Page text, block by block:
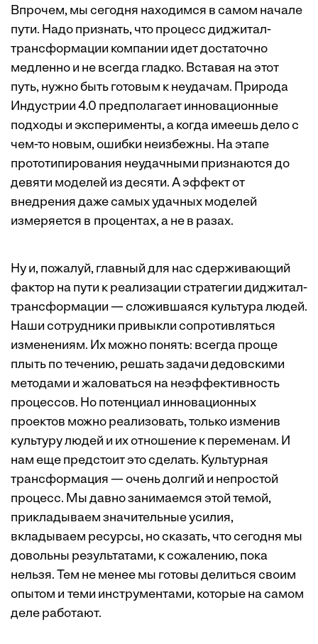
Впрочем, мы сегодня находимся в самом начале
пути. Надо признать, что процесс диджитал-
трансформации компании идет достаточно
медленно и не всегда гладко. Вставая на этот
путь, нужно быть готовым к неудачам. Природа
Индустрии 4.0 предполагает инновационные
подходы и эксперименты, а когда имеешь дело с
чем-то новым, ошибки неизбежны. На этапе
прототипирования неудачными признаются до
девяти моделей из десяти. А эффект от
внедрения даже самых удачных моделей
измеряется в процентах, а не в разах.
Ну и, пожалуй, главный для нас сдерживающий
фактор на пути к реализации стратегии диджитал-
трансформации — сложившаяся культура людей.
Наши сотрудники привыкли сопротивляться
изменениям. Их можно понять: всегда проще
плыть по течению, решать задачи дедовскими
методами и жаловаться на неэффективность
процессов. Но потенциал инновационных
проектов можно реализовать, только изменив
культуру людей и их отношение к переменам. И
нам еще предстоит это сделать. Культурная
трансформация — очень долгий и непростой
процесс. Мы давно занимаемся этой темой,
прикладываем значительные усилия,
вкладываем ресурсы, но сказать, что сегодня мы
довольны результатами, к сожалению, пока
нельзя. Тем не менее мы готовы делиться своим
опытом и теми инструментами, которые на самом
деле работают.